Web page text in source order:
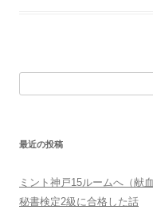
最近の投稿
ミント神戸15ルームへ（献血
秘書検定2級に合格した話